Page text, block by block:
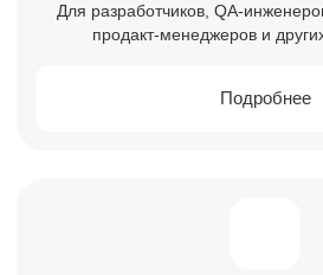
Для разработчиков, QA-
продакт-менеджеров и
Подробнее